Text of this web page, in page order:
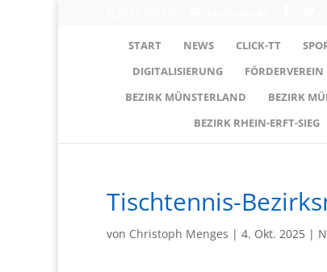
START NEWS CLICK-TT
DIGITALISIERUNG
FÖRDERVEREIN
BEZIRK MÜNSTERLAND
BEZIRK
BEZIRK RHEIN-ERFT-SIEG
Tischtennis-
von Christoph Menges | 4. Okt. 2025 |